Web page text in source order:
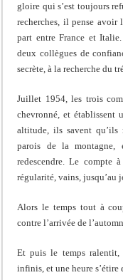
gloire qui s’est toujours
recherches, il pense avoir
part entre France et
deux collègues de
secrète, à la recherche du
Juillet 1954, les trois
chevronné, et établissent
altitude, ils savent qu’ils
parois de la montagne,
redescendre. Le compte
régularité, vains,
Alors le temps tout à
contre l’arrivée de
Et puis le temps ralentit,
infinis, et une heure